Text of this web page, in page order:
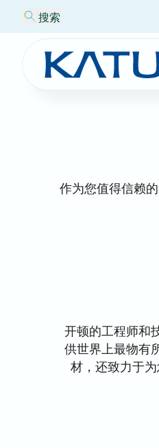
搜索
作为您值得信赖
开顿的工程师和
供世界上最物有
材，还致力于为